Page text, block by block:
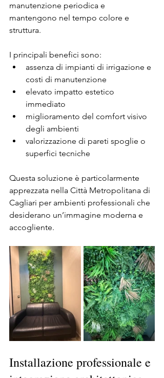
manutenzione periodica e
mantengono nel tempo colore e
struttura.
I principali benefici sono:
assenza di impianti di irrigazione e
costi di manutenzione
elevato impatto estetico
immediato
miglioramento del comfort visivo
degli ambienti
valorizzazione di pareti spoglie o
superfici tecniche
Questa soluzione è particolarmente
apprezzata nella Città Metropolitana di
Cagliari per ambienti professionali che
desiderano un’immagine moderna e
accogliente.
Installazione professionale e